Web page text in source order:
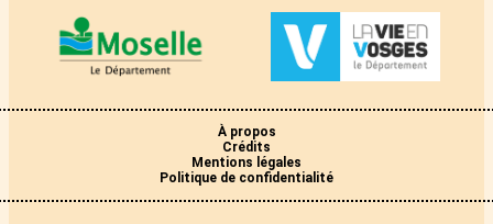
À propos
Crédits
Mentions légales
Politique de confidentialité